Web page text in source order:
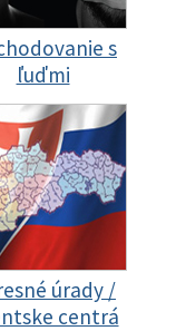
s
ľuďmi
úrady /
centrá